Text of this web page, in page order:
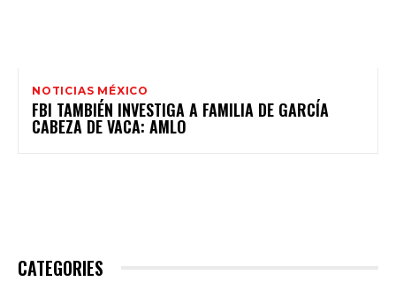
NOTICIAS MÉXICO
FBI TAMBIÉN INVESTIGA A FAMILIA DE GARCÍA
CABEZA DE VACA: AMLO
CATEGORIES